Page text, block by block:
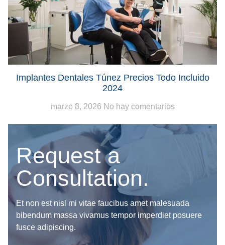
Implantes Dentales Túnez Precios Todo Incluido
2024
marzo 8, 2026 No hay comentarios
Request a
Consultation.
Et non est nisl mi vitae faucibus amet malesuada
bibendum massa vivamus tempor imperdiet posuere
fusce adipiscing.